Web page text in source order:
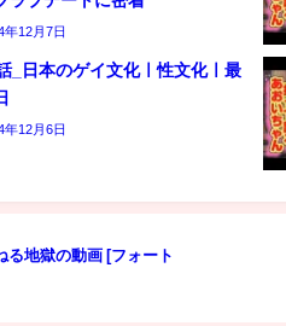
年12月7日
_日本のゲイ文化ㅣ性文化ㅣ最
年12月6日
る地獄の動画 [フォート